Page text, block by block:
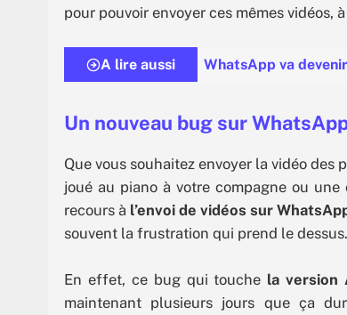
pour pouvoir envoyer ces mêmes
A lire aussi WhatsApp va
Un nouveau bug sur
Que vous souhaitez envoyer la vidéo
joué au piano à votre compagne ou
recours à l’envoi de vidéos sur
souvent la frustration qui prend le dessus.
En effet, ce bug qui touche la version
maintenant plusieurs jours que ça